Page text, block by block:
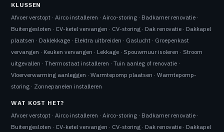
KLUSSEN
Afvoer verstopt ·Airco installeren ·Airco-storing · Badkamer renovatie ·
Buitengesloten · CV-ketel vervangen · CV-storing · Dak renovatie · Dakkapel
plaatsen · Daklekkage · Elektra uitbreiden · Gaslucht · Groepenkast
vervangen · Keuken vervangen · Lekkage · Spouwmuur isoleren · Stroom
uitgevallen ·Thermostaat installeren ·Tuin aanleg of renovatie ·
Vloerverwarming aanleggen ·Warmtepomp plaatsen ·Warmtepomp-
storing · Zonnepanelen installeren
WAT KOST HET?
Afvoer verstopt ·Airco installeren ·Airco-storing · Badkamer renovatie ·
Buitengesloten · CV-ketel vervangen · CV-storing · Dak renovatie · Dakkapel